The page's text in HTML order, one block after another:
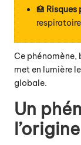
🏥 Risques
Ce phénomène,
met en lumière
globale.
Un